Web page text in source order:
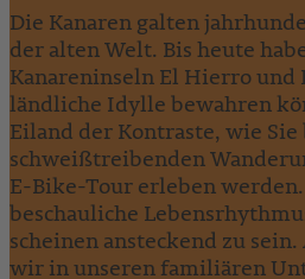
Die Kanaren galten
der alten Welt. Bis heute
Kanareninseln El Hierro und
ländliche Idylle bewahren
Eiland der Kontraste, wie Sie
schweißtreibenden
E-Bike-Tour erleben
beschauliche
scheinen ansteckend zu
wir in unseren familiären